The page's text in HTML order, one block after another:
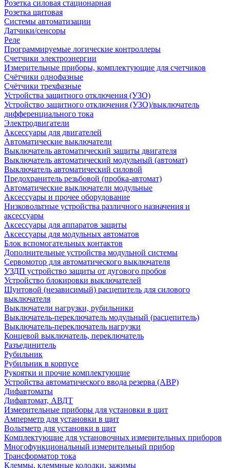
Розетка силовая стационарная
Розетка щитовая
Системы автоматизации
Датчики/сенсоры
Реле
Программируемые логические контроллеры
Счетчики электроэнергии
Измерительные приборы, комплектующие для счетчиков
Счётчики однофазные
Счётчики трехфазные
Устройства защитного отключения (УЗО)
Устройство защитного отключения (УЗО)/выключатель
дифференциального тока
Электродвигатели
Аксессуары для двигателей
Автоматические выключатели
Выключатель автоматический защиты двигателя
Выключатель автоматический модульный (автомат)
Выключатель автоматический силовой
Предохранитель резьбовой (пробка-автомат)
Автоматические выключатели модульные
Аксессуары и прочее оборудование
Низковольтные устройства различного назначения и
аксессуары
Аксессуары для аппаратов защиты
Аксессуары для модульных автоматов
Блок вспомогательных контактов
Дополнительные устройства модульной системы
Сервомотор для автоматического выключателя
УЗДП устройство защиты от дугового пробоя
Устройство блокировки выключателей
Шунтовой (независимый) расцепитель для силового
выключателя
Выключатели нагрузки, рубильники
Выключатель-переключатель модульный (расцепитель)
Выключатель-переключатель нагрузки
Концевой выключатель, переключатель
Разъединитель
Рубильник
Рубильник в корпусе
Рукоятки и прочие комплектующие
Устройства автоматического ввода резерва (АВР)
Дифавтоматы
Дифавтомат, АВДТ
Измерительные приборы для установки в щит
Амперметр для установки в щит
Вольтметр для установки в щит
Комплектующие для установочных измерительных приборов
Многофункциональный измерительный прибор
Трансформатор тока
Клеммы, клеммные колодки, зажимы